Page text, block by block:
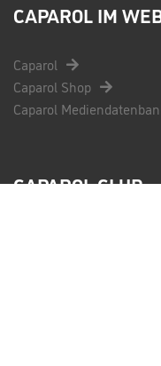
CAPAROL IM
Caparol
Caparol Shop
Caparol
CAPAROL CLUB